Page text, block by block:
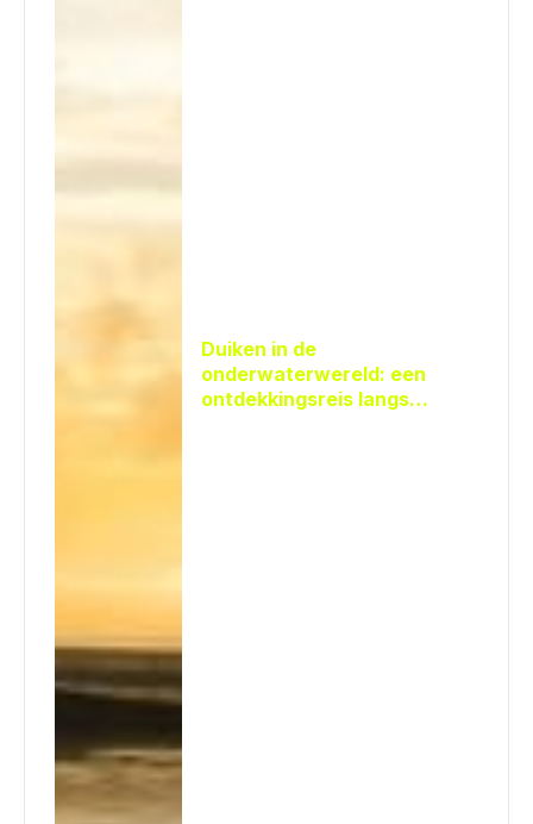
Duiken in de
onderwaterwereld: een
ontdekkingsreis langs